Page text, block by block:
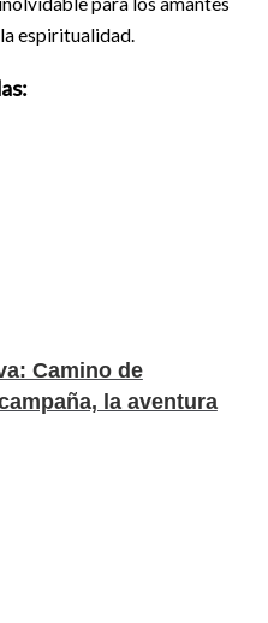
espiritualidad.
Camino de
la aventura